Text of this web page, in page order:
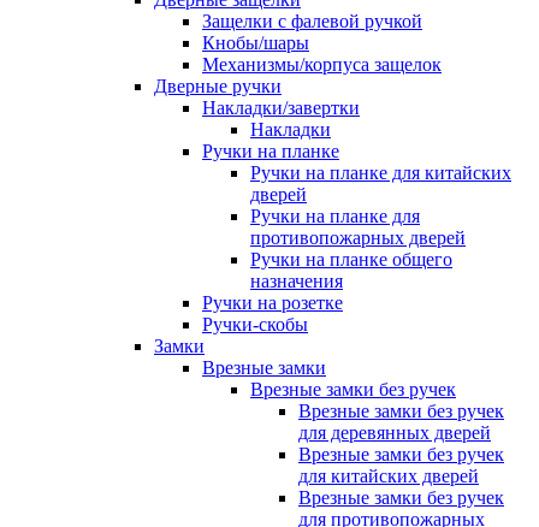
Защелки с фалевой ручкой
Кнобы/шары
Механизмы/корпуса защелок
Дверные ручки
Накладки/завертки
Накладки
Ручки на планке
Ручки на планке для китайских
дверей
Ручки на планке для
противопожарных дверей
Ручки на планке общего
назначения
Ручки на розетке
Ручки-скобы
Замки
Врезные замки
Врезные замки без ручек
Врезные замки без ручек
для деревянных дверей
Врезные замки без ручек
для китайских дверей
Врезные замки без ручек
для противопожарных